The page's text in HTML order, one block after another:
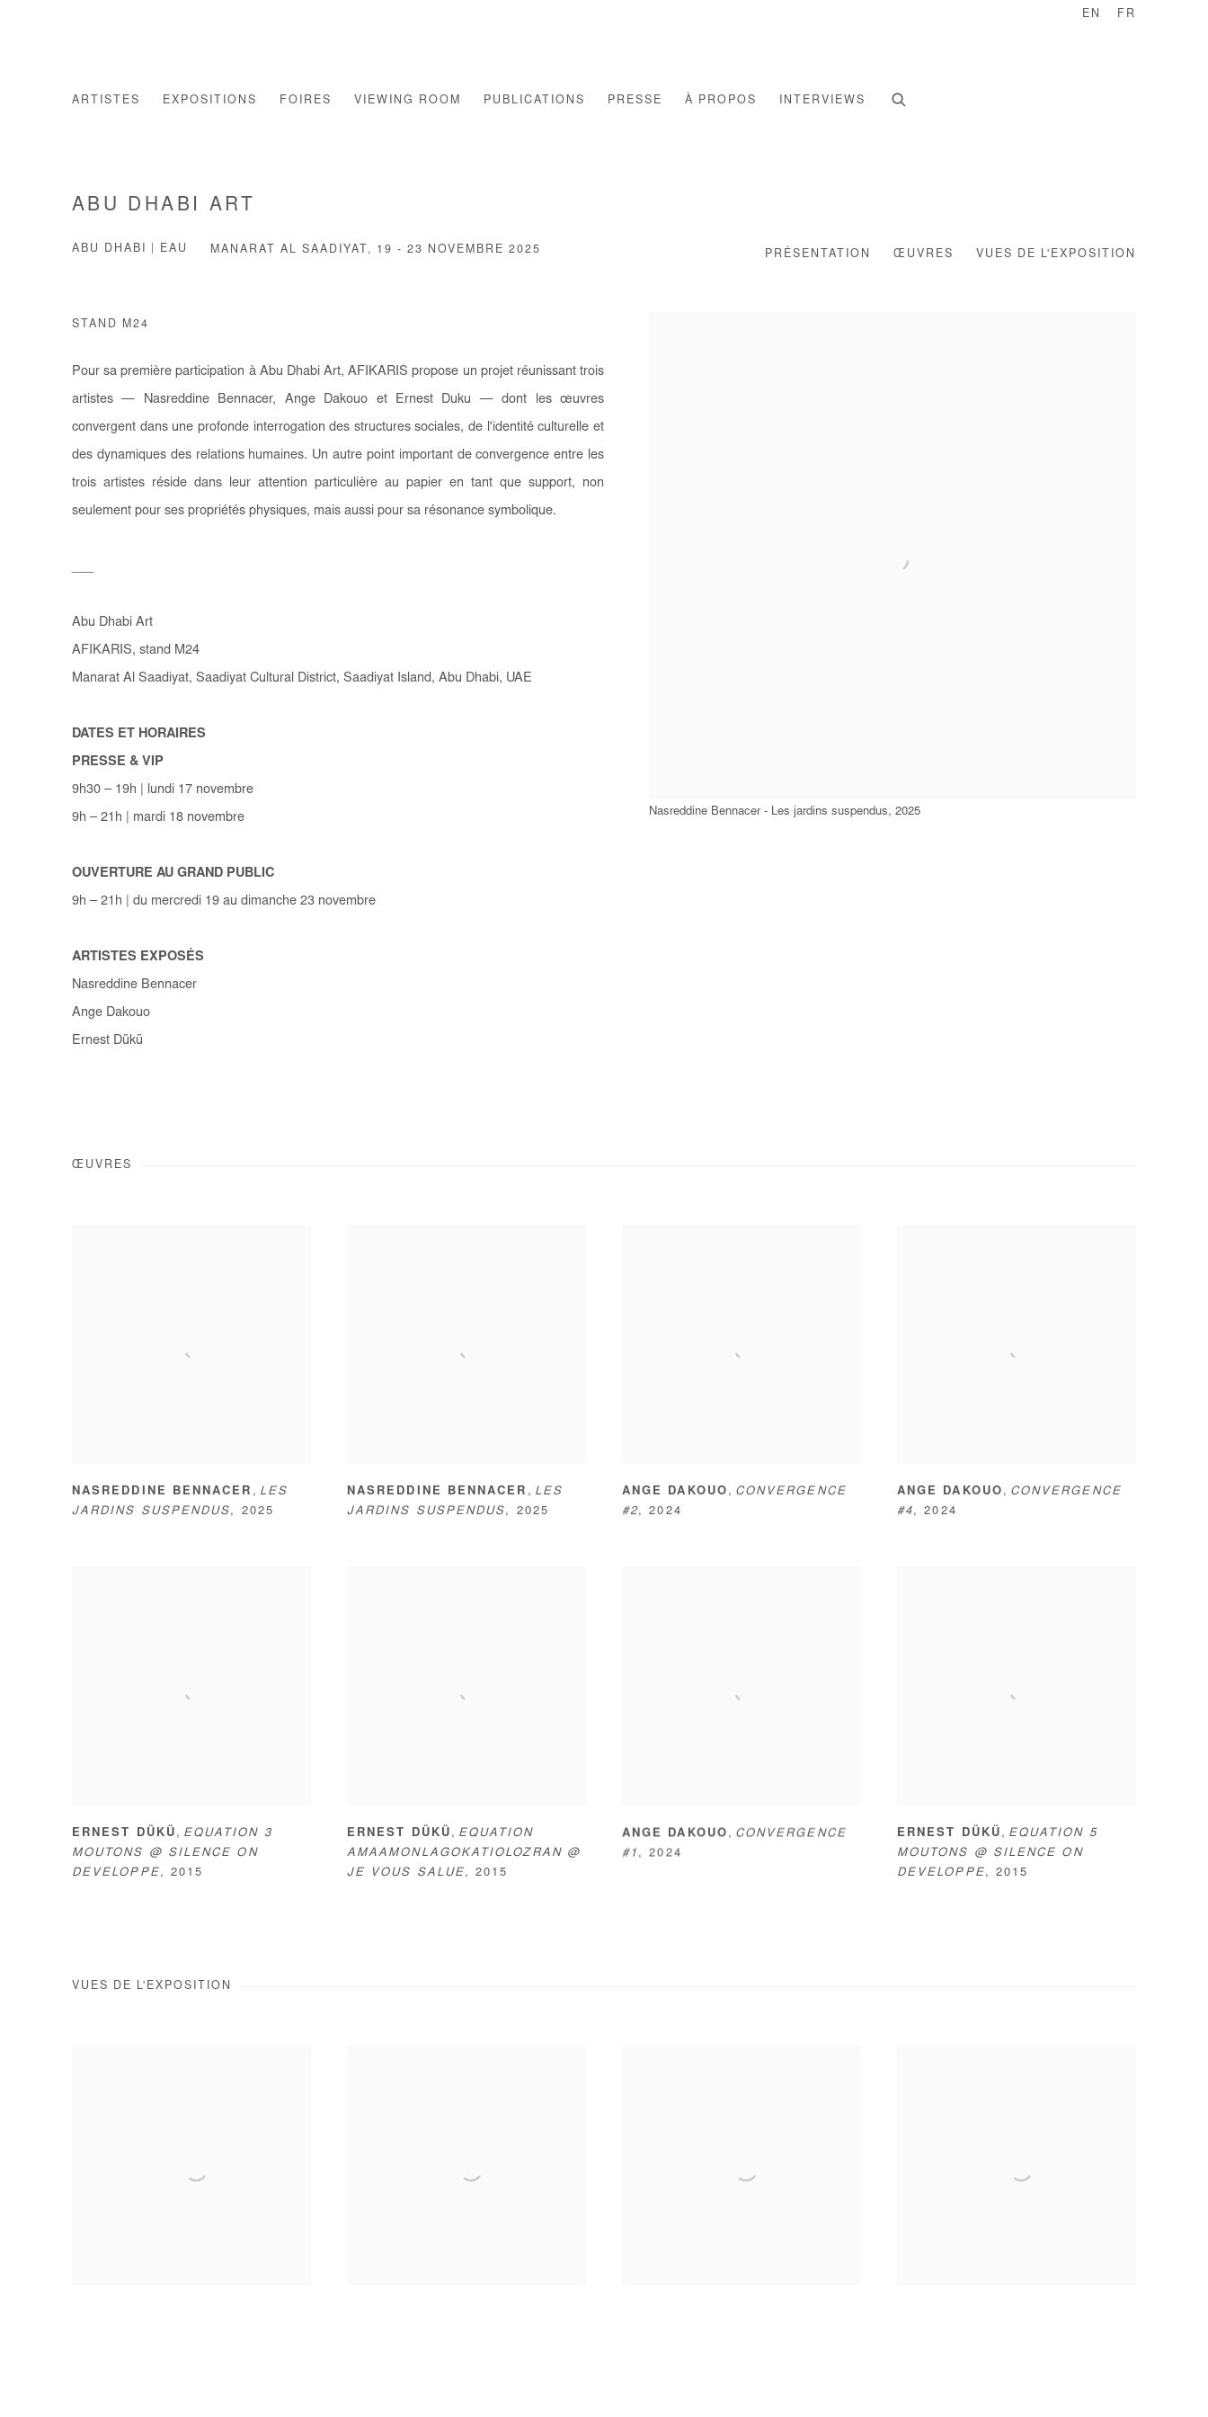
ARTISTES EXPOSITIONS FOIRES VIEWING ROOM PUBLICATIONS PRESSE À PROPOS INTERVIEWS
EN FR
ABU DHABI ART
ABU DHABI | EAU MANARAT AL SAADIYAT, 19 - 23 NOVEMBRE 2025 PRÉSENTATION ŒUVRES VUES DE L'EXPOSITION
Nasreddine Bennacer - Les jardins suspendus, 2025
STAND M24
Pour sa première participation à Abu Dhabi Art, AFIKARIS propose un projet réunissant trois
artistes — Nasreddine Bennacer, Ange Dakouo et Ernest Duku — dont les œuvres
convergent dans une profonde interrogation des structures sociales, de l'identité culturelle et
des dynamiques des relations humaines. Un autre point important de convergence entre les
trois artistes réside dans leur attention particulière au papier en tant que support, non
seulement pour ses propriétés physiques, mais aussi pour sa résonance symbolique.
Abu Dhabi Art
AFIKARIS, stand M24
Manarat Al Saadiyat, Saadiyat Cultural District, Saadiyat Island, Abu Dhabi, UAE
DATES ET HORAIRES
PRESSE & VIP
9h30 – 19h | lundi 17 novembre
9h – 21h | mardi 18 novembre
OUVERTURE AU GRAND PUBLIC
9h – 21h | du mercredi 19 au dimanche 23 novembre
ARTISTES EXPOSÉS
Nasreddine Bennacer
Ange Dakouo
Ernest Dükü
ŒUVRES
NASREDDINE BENNACER , LES
JARDINS SUSPENDUS, 2025
NASREDDINE BENNACER , LES
JARDINS SUSPENDUS, 2025
ANGE DAKOUO , CONVERGENCE
#2,2024
ANGE DAKOUO , CONVERGENCE
#4,2024
ERNEST DÜKÜ , EQUATION 3
MOUTONS @ SILENCE ON
DEVELOPPE , 2015
ERNEST DÜKÜ , EQUATION
AMAAMONLAGOKATIOLOZRAN @
JE VOUS SALUE ,2015
ANGE DAKOUO , CONVERGENCE
#1 ,2024
ERNEST DÜKÜ , EQUATION 5
MOUTONS @ SILENCE ON
DEVELOPPE , 2015
VUES DE L'EXPOSITION